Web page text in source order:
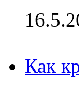
Как